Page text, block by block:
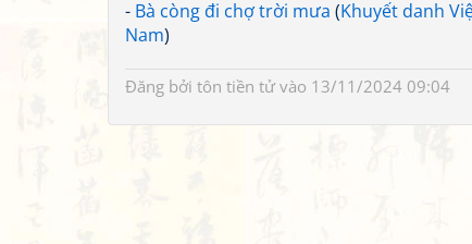
- Bà còng đi chợ trời mưa (Khuyết danh
Nam)
Đăng bởi tôn tiền tửvào 13/11/2024 09:04